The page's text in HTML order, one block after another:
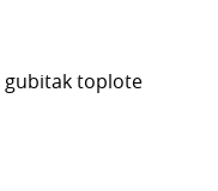
gubitak toplote